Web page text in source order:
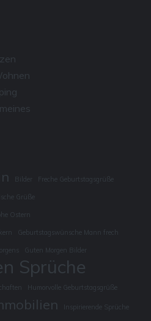
Bilder Freche Geburtstagsgrüße
Grüße
Ostern
Geburtstagswünsche Mann frech
Guten Morgen Bilder
Sprüche
Humorvolle Geburtstagsgrüße
Inspirierende Sprüche